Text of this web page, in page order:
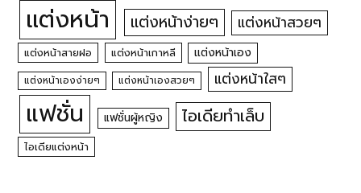
แต่งหน้า แต่งหน้าง่ายๆ แต่งหน้าสวยๆ
แต่งหน้าสายฝอ แต่งหน้าเกาหลี แต่งหน้าเอง
แต่งหน้าเองง่ายๆ แต่งหน้าเองสวยๆ แต่งหน้าใสๆ
แฟชั่น แฟชั่นผู้หญิง ไอเดียทำเล็บ
ไอเดียแต่งหน้า